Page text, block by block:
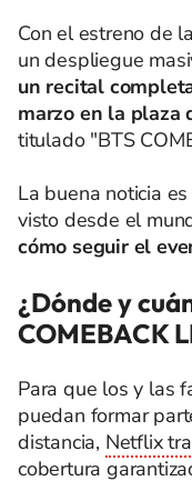
Con el estreno de
un despliegue
un recital
marzo en la plaza
titulado "BTS
La buena noticia
visto desde el
cómo seguir el
¿Dónde y
COMEBACK
Para que los y las
puedan formar
distancia, Netflix
cobertura